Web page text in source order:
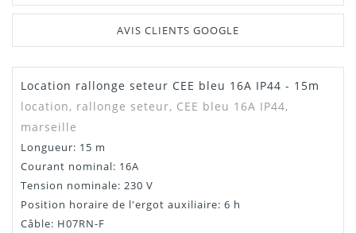
AVIS CLIENTS GOOGLE
Manuel /
Notice
Télécharger Dans L'onglet
"Téléchargement"
Dispo
Location rallonge seteur CEE bleu 16A IP44 - 15m
location, rallonge seteur, CEE bleu 16A IP44,
marseille
Longueur: 15 m
Courant nominal: 16A
Tension nominale: 230 V
Position horaire de l'ergot auxiliaire: 6 h
Câble: H07RN-F